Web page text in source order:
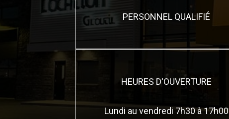
PERSONNEL QUALIFIÉ
HEURES D'OUVERTURE
Lundi au vendredi 7h30 à 17h00